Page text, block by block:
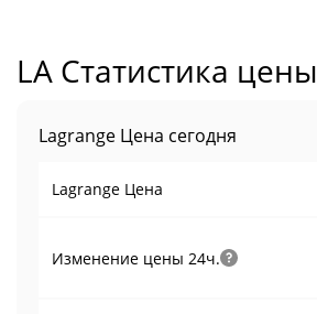
LA Статистика цены
Lagrange Цена сегодня
Lagrange Цена
Изменение цены 24ч.